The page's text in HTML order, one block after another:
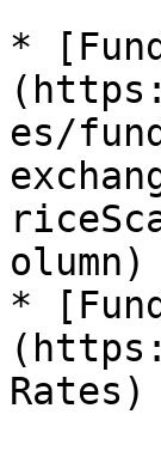
*
es/
olumn)
*
Rates)